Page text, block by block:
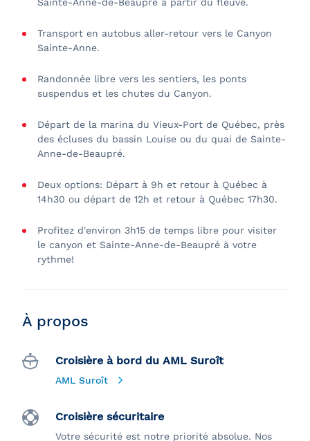
Transport en autobus aller-retour vers le Canyon
Sainte-Anne.
Randonnée libre vers les sentiers, les ponts
suspendus et les chutes du Canyon.
Départ de la marina du Vieux-Port de Québec, près
des écluses du bassin Louise ou du quai de Sainte-
Anne-de-Beaupré.
Deux options: Départ à 9h et retour à Québec à
14h30 ou départ de 12h et retour à Québec 17h30.
Profitez d'environ 3h15 de temps libre pour visiter
le canyon et Sainte-Anne-de-Beaupré à votre
rythme!
À propos
Croisière à bord du AML Suroît
AML Suroît
Croisière sécuritaire
Votre sécurité est notre priorité absolue. Nos